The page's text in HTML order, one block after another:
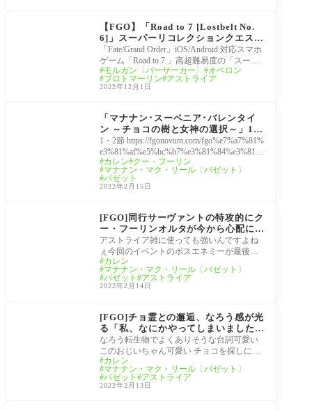
【FGO】「Road to 7 [Lostbelt No.
6]」スーパーリコレクションクエスト
はクリアできた？バックドロップは全
てを解決する
「Fate/Grand Order」iOS/Android 対応スマホ
ゲーム「Road to 7 」高超難易度の「スーパ
ーリコレクションクエスト」ウッドワス・
モルガン・オ
モルガン〈バーサーカー〉
オベロン
プロトマーリン アストライア
2022年12月1日
「マナナン･スーベニア･バレンタイ
ン ～チョコの樹と女神の選択～」1
節〜エピローグまでの記事まとめ[Fat
e/Grand Order]
1・2節 https://fgonovum.com/fgo%e7%a7%81%
e3%81%af%e5%bc%b7%e3%81%84%e3%81%
a7%e3%81%99%e3%82%88%e3%80%81%e3%
81%98%e3%82%83%e3%82%93%e3%81%9
1%e3%82%93%e3%80%82%e3%80%8e%e3%8
カレン クー・フーリン
マナナン・マク・リール〔バゼット〕
バゼット
2022年2月15日
[FGO]同行サーヴァントの特攻的にク
ー・フーリンオルタが今から心配にな
る。あの物理の女神、矢避けの加護も
バックドロップで貫通してくる…
アストライア雑に使っても強いんですよね
ぇ今回のイベントのボスエネミーが最後に
登場したクー・フーリンオルタなら同行サ
ーヴァ
カレン
マナナン・マク・リール〔バゼット〕
バゼット
アストライア
2022年2月14日
[FGO]チョ霊との邂逅、なろう感が光
る「私、なにかやってしまいました
か？」そして明日は対ルーラー…『マ
ナナン･スーベニア･バレンタイン ～
チョコの樹と女神の選択～5節のスト
ーリーまとめ』
なろう転生物でよくありそうな台詞可愛い
このおじいちゃん可愛い チョコを探しにこ
の時代に来るもカカオの存在すらろくに知
られ
カレン
マナナン・マク・リール〔バゼット〕
バゼット
アストライア
2022年2月13日